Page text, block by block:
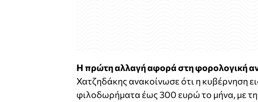
Η πρώτη αλλαγή αφορά στη φορολογική
Χατζηδάκης ανακοίνωσε ότι η κυβέρνηση
φιλοδωρήματα έως 300 ευρώ το μήνα, με